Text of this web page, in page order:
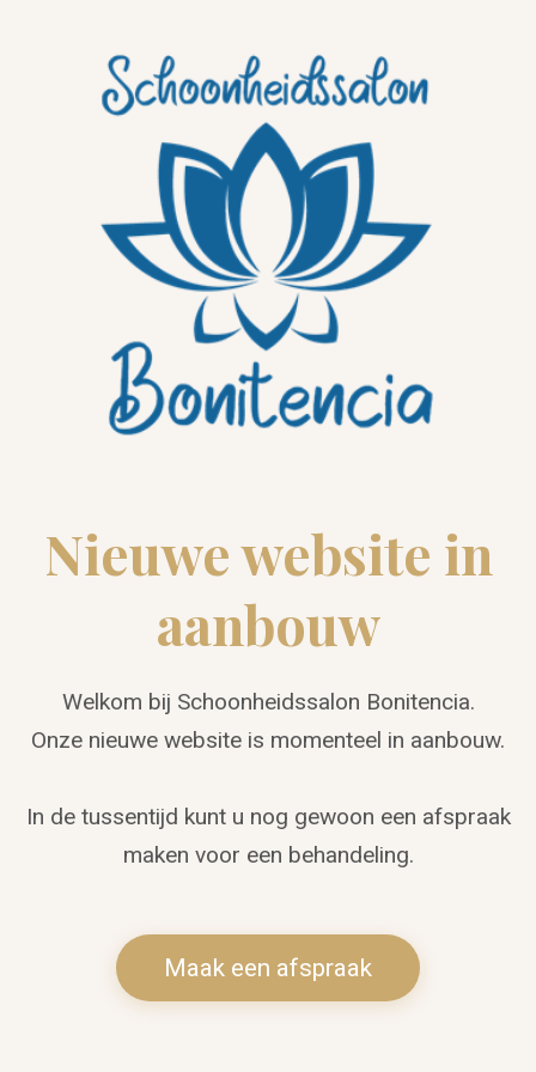
Nieuwe website in
aanbouw
Welkom bij Schoonheidssalon Bonitencia.
Onze nieuwe website is momenteel in aanbouw.
In de tussentijd kunt u nog gewoon een afspraak
maken voor een behandeling.
Maak een afspraak